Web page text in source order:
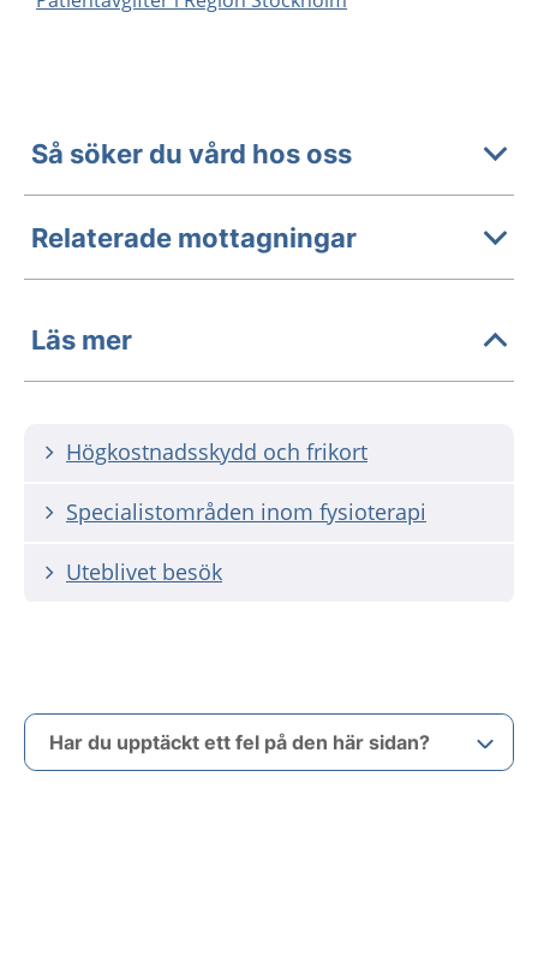
Så söker du vård hos oss
Relaterade mottagningar
Läs mer
Högkostnadsskydd och frikort
Specialistområden inom fysioterapi
Uteblivet besök
Har du upptäckt ett fel på den här sidan?